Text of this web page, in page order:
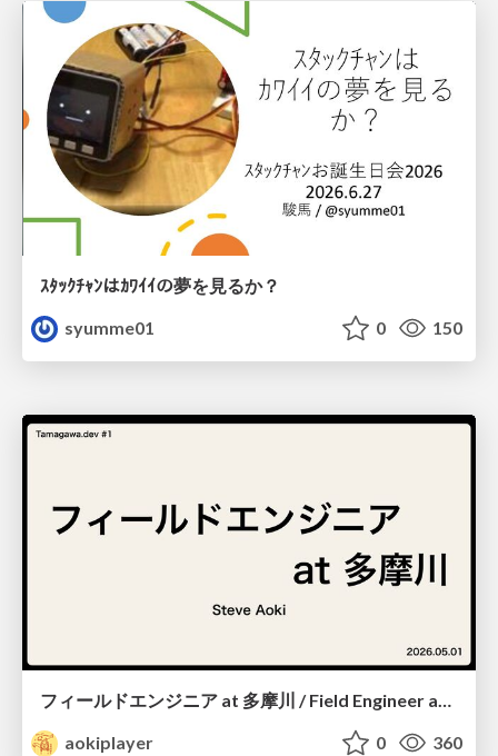
ｽﾀｯｸﾁｬﾝはｶﾜｲｲの夢を見るか？
syumme01
0 150
aokiplayer
0 360